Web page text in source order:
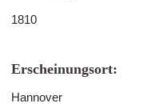
1810
Erscheinungsort:
Hannover